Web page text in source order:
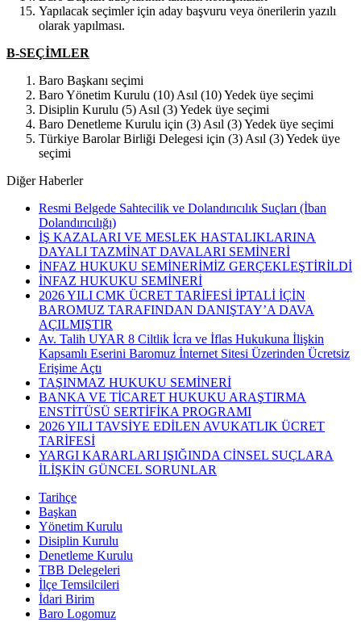
Yapılacak seçimler için aday başvuru veya önerilerin yazılı
olarak yapılması.
B-SEÇİMLER
Baro Başkanı seçimi
Baro Yönetim Kurulu (10) Asıl (10) Yedek üye seçimi
Disiplin Kurulu (5) Asıl (3) Yedek üye seçimi
Baro Denetleme Kurulu için (3) Asıl (3) Yedek üye seçimi
Türkiye Barolar Birliği Delegesi için (3) Asıl (3) Yedek üye
seçimi
Diğer Haberler
Resmi Belgede Sahtecilik ve Dolandırıcılık Suçları (İban
Dolandırıcılığı)
İŞ KAZALARI VE MESLEK HASTALIKLARINA
DAYALI TAZMİNAT DAVALARI SEMİNERİ
İNFAZ HUKUKU SEMİNERİMİZ GERÇEKLEŞTİRİLDİ
İNFAZ HUKUKU SEMİNERİ
2026 YILI CMK ÜCRET TARİFESİ İPTALİ İÇİN
BAROMUZ TARAFINDAN DANIŞTAY’A DAVA
AÇILMIŞTIR
Av. Talih UYAR 8 Ciltlik İcra ve İflas Hukukuna İlişkin
Kapsamlı Eserini Baromuz İnternet Sitesi Üzerinden Ücretsiz
Erişime Açtı
TAŞINMAZ HUKUKU SEMİNERİ
BANKA VE TİCARET HUKUKU ARAŞTIRMA
ENSTİTÜSÜ SERTİFİKA PROGRAMI
2026 YILI TAVSİYE EDİLEN AVUKATLIK ÜCRET
TARİFESİ
YARGI KARARLARI IŞIĞINDA CİNSEL SUÇLARA
İLİŞKİN GÜNCEL SORUNLAR
Tarihçe
Başkan
Yönetim Kurulu
Disiplin Kurulu
Denetleme Kurulu
TBB Delegeleri
İlçe Temsilcileri
İdari Birim
Baro Logomuz